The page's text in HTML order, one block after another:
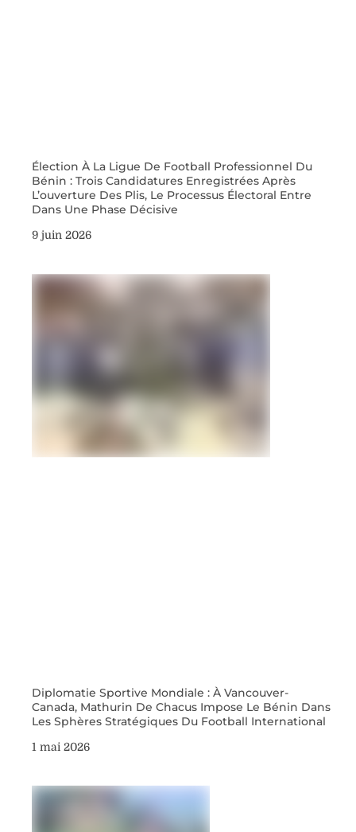
Élection À La Ligue De Football Professionnel Du
Bénin : Trois Candidatures Enregistrées Après
L’ouverture Des Plis, Le Processus Électoral Entre
Dans Une Phase Décisive
9 juin 2026
Diplomatie Sportive Mondiale : À Vancouver-
Canada, Mathurin De Chacus Impose Le Bénin Dans
Les Sphères Stratégiques Du Football International
1 mai 2026